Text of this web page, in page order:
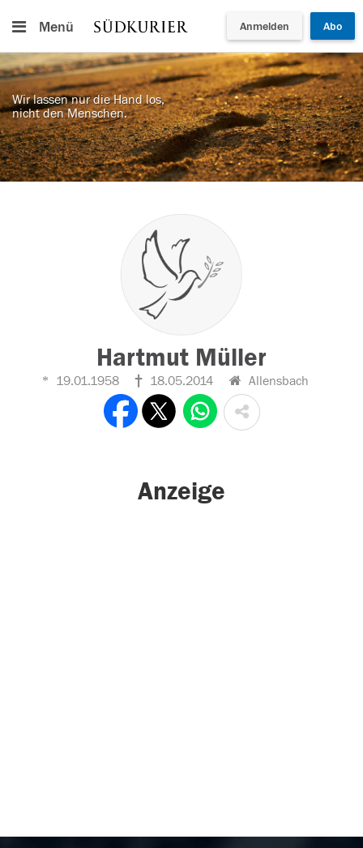
Menü Anmelden Abo
Wir lassen nur die Hand los,
nicht den Menschen.
Hartmut Müller
19.01.1958 18.05.2014 Allensbach
Anzeige